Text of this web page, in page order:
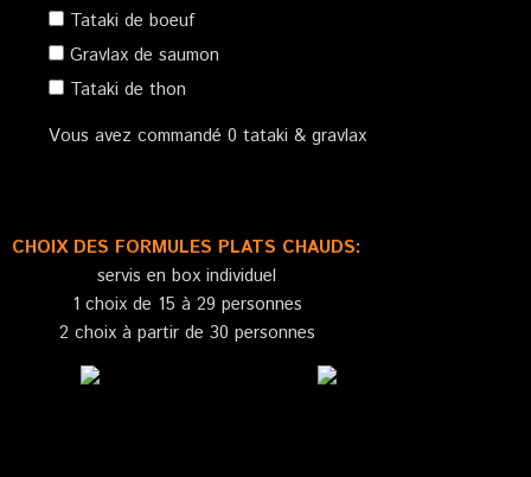
Tataki de boeuf
Gravlax de saumon
Tataki de thon
Vous avez commandé 0 tataki & gravlax
CHOIX DES FORMULES PLATS CHAUDS:
servis en box individuel
1 choix de 15 à 29 personnes
2 choix à partir de 30 personnes